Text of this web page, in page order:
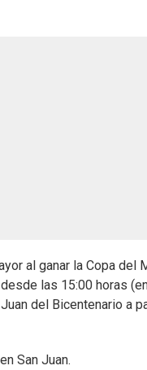
al ganar la Copa del
las 15:00 horas
del Bicentenario a
en San Juan.